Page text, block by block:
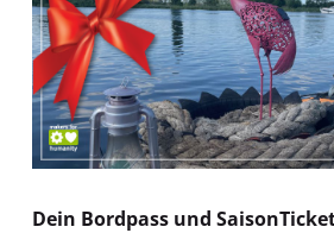
Dein Bordpass und